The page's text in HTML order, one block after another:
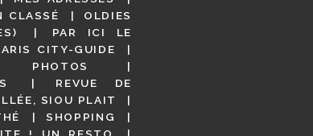
CLASSÉ
OLDIES
PAR ICI LE
CITY-GUIDE
PHOTOS
REVUE DE
SIOU PLAIT
SHOPPING
! UN RESTO